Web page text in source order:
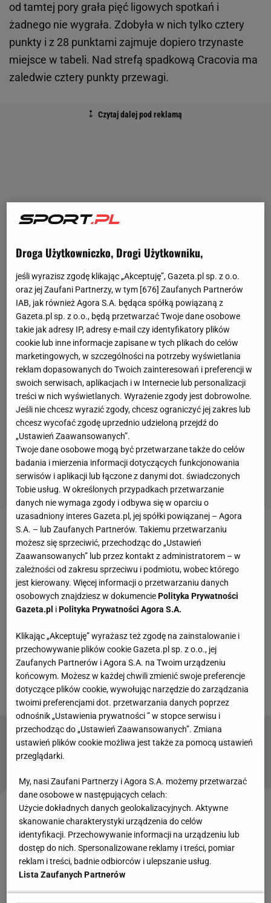
od tamtej pory grała pięć ligowych spotkań i
żadnego nie wygrała. Zdobyła w nich tylko cztery
punkty i z 28 punktami zajmuje dopiero trzynaste
miejsce w tabeli. Nad strefą spadkową Cracovia ma
zaledwie cztery punkty przewagi.
Zobacz wideoKuriozalne pytanie do
Lewandowskiego na konferencji. Nie mógł uwierzyć
Hitowy ruch na ławce trenerskiej w ekstraklasie
Zielińskiegomoże być zagrożona. 62-latek pracuje w
roli trenera Cracovii od listopada 2021 roku. Wtedy
zastąpił obecnego selekcjonera reprezentacji Polski
Michała Probierza.
Świetne wieści przed meczem reprezentacji
Polski [Sport.pl LIVE]
- Według informacji WP SportoweFakty, wygasająca
z końcem sezonu umowa 62-latka nie zostanie
przedłużona bez względu na to, czy Jacek Zieliński
spełni postawione przed nim wymagania, czy nie.
Droga Użytkowniczko, Drogi Użytkowniku,
jeśli wyrazisz zgodę klikając „Akceptuję”, Gazeta.pl sp. z o.o.
oraz jej Zaufani Partnerzy, w tym [676] Zaufanych Partnerów
IAB, jak również Agora S.A. będąca spółką powiązaną z
Gazeta.pl sp. z o.o., będą przetwarzać Twoje dane osobowe
takie jak adresy IP, adresy e-mail czy identyfikatory plików
cookie lub inne informacje zapisane w tych plikach do celów
marketingowych, w szczególności na potrzeby wyświetlania
reklam dopasowanych do Twoich zainteresowań i preferencji w
swoich serwisach, aplikacjach i w Internecie lub personalizacji
treści w nich wyświetlanych. Wyrażenie zgody jest dobrowolne.
Jeśli nie chcesz wyrazić zgody, chcesz ograniczyć jej zakres lub
chcesz wycofać zgodę uprzednio udzieloną przejdź do
„Ustawień Zaawansowanych”.
Twoje dane osobowe mogą być przetwarzane także do celów
badania i mierzenia informacji dotyczących funkcjonowania
serwisów i aplikacji lub łączone z danymi dot. świadczonych
Tobie usług. W określonych przypadkach przetwarzanie
danych nie wymaga zgody i odbywa się w oparciu o
uzasadniony interes Gazeta.pl, jej spółki powiązanej – Agora
S.A. – lub Zaufanych Partnerów. Takiemu przetwarzaniu
możesz się sprzeciwić, przechodząc do „Ustawień
Zaawansowanych” lub przez kontakt z administratorem – w
zależności od zakresu sprzeciwu i podmiotu, wobec którego
jest kierowany. Więcej informacji o przetwarzaniu danych
osobowych znajdziesz w dokumenciePolityka Prywatności
Gazeta.pl iPolityka Prywatności Agora S.A.
Klikając „Akceptuję” wyrażasz też zgodę na zainstalowanie i
przechowywanie plików cookie Gazeta.pl sp. z o.o., jej
Zaufanych Partnerów i Agora S.A. na Twoim urządzeniu
końcowym. Możesz w każdej chwili zmienić swoje preferencje
dotyczące plików cookie, wywołując narzędzie do zarządzania
twoimi preferencjami dot. przetwarzania danych poprzez
odnośnik „Ustawienia prywatności ” w stopce serwisu i
przechodząc do „Ustawień Zaawansowanych”. Zmiana
ustawień plików cookie możliwa jest także za pomocą ustawień
przeglądarki.
My, nasi Zaufani Partnerzy i Agora S.A. możemy przetwarzać
dane osobowe w następujących celach:
Użycie dokładnych danych geolokalizacyjnych. Aktywne
skanowanie charakterystyki urządzenia do celów
identyfikacji. Przechowywanie informacji na urządzeniu lub
dostęp do nich. Spersonalizowane reklamy i treści, pomiar
reklam i treści, badnie odbiorców i ulepszanie usług.
Lista Zaufanych Partnerów